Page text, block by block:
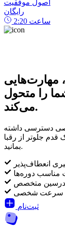
اصول موفقیت
رایگان
2:20 ساعت
مهارت‌هایی
را متحول
می‌کند.
دسترسی داشته
قدم جلوتر از رقبا
بمانید.
انعطاف‌پذیر
مناسب دوره‌ها
متخصص
سرعت شخصی
ثبت‌نام